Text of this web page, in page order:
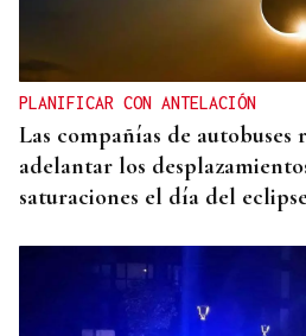
PLANIFICAR CON ANTELACIÓN
Las compañías de autobuses
adelantar los
saturaciones el día del eclipse